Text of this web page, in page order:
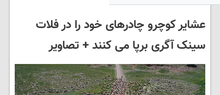
عشایر کوچرو چادرهای خود را در فلات
سینک آگری برپا می کنند + تصاویر